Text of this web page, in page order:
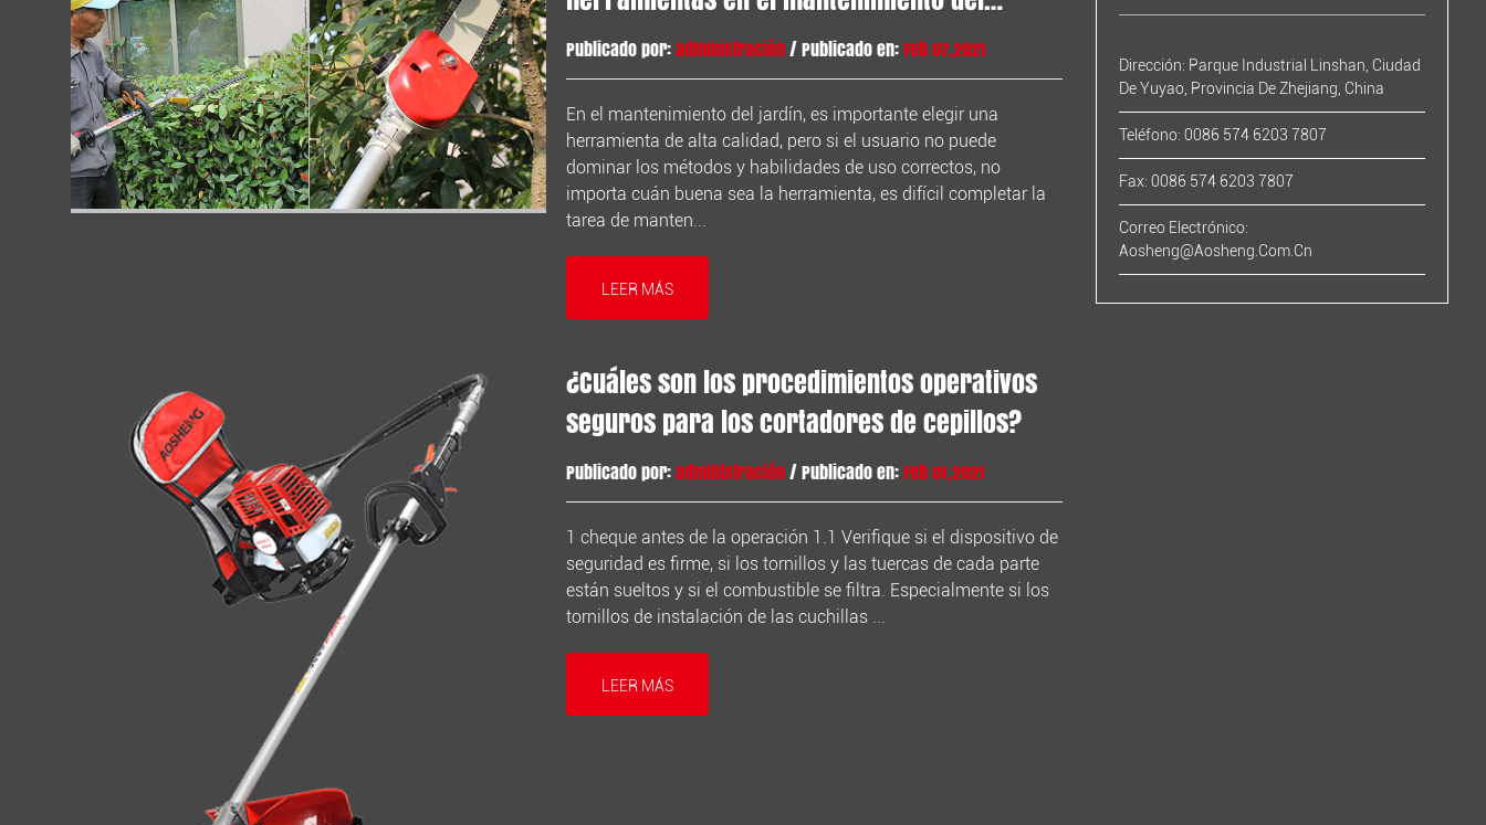
Dirección: Parque Industrial Linshan, Ciudad
De Yuyao, Provincia De Zhejiang, China
Teléfono: 0086 574 6203 7807
Fax: 0086 574 6203 7807
Correo Electrónico:
Aosheng@aosheng.com.cn
jardín?
Publicado por:administración/ Publicado en:Feb 07,2021
En el mantenimiento del jardín, es importante elegir una
herramienta de alta calidad, pero si el usuario no puede
dominar los métodos y habilidades de uso correctos, no
importa cuán buena sea la herramienta, es difícil completar la
tarea de manten...
LEER MÁS
¿Cuáles son los procedimientos operativos
seguros para los cortadores de cepillos?
Publicado por:administración/ Publicado en:Feb 01,2021
1 cheque antes de la operación 1.1 Verifique si el dispositivo de
seguridad es firme, si los tornillos y las tuercas de cada parte
están sueltos y si el combustible se filtra. Especialmente si los
tornillos de instalación de las cuchillas ...
LEER MÁS